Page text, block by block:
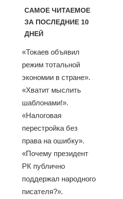
САМОЕ ЧИТАЕМОЕ
ЗА ПОСЛЕДНИЕ 10
ДНЕЙ
«Токаев объявил
режим тотальной
экономии в стране».
«Хватит мыслить
шаблонами!».
«Налоговая
перестройка без
права на ошибку».
«Почему президент
РК публично
поддержал народного
писателя?».